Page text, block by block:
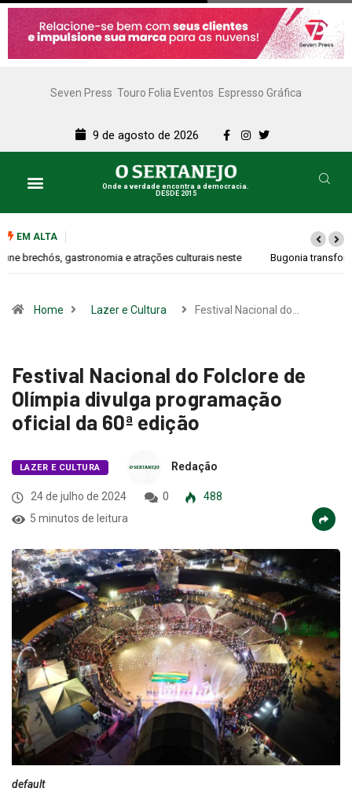
Seven Press Touro Folia Eventos Espresso Gráfica
9 de agosto de 2026
Onde a verdade encontra a democracia.
DESDE 2015
EM ALTA
Bugonia transforma paranoia e conspiração em um suspense imprevisível
Home Lazer e Cultura Festival Nacional do…
Festival Nacional do Folclore de
Olímpia divulga programação
oficial da 60ª edição
LAZER E CULTURA Redação
24 de julho de 2024 0
488
5 minutos de leitura
default